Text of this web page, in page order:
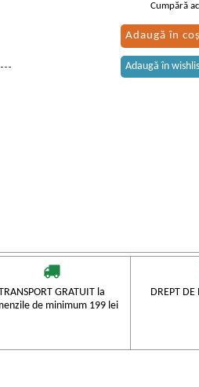
Cumpără
Adaugă în coș
Adaugă în
GRATUIT la
de minimum 199 lei
DREPT